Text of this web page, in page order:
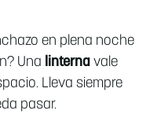
en plena noche
Una linterna vale
Lleva siempre
pasar.